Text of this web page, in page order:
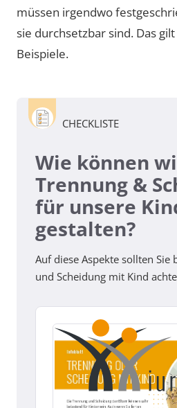
müssen irgendwo
sie durchsetzbar sind. Das
Beispiele.
CHECKLISTE
Wie können
Trennung &
für unsere
gestalten?
Auf diese Aspekte sollten Sie
und Scheidung mit Kind